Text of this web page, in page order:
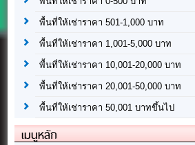
พื้นที่ให้เช่าราคา 501-1,000 บาท
พื้นที่ให้เช่าราคา 1,001-5,000 บาท
พื้นที่ให้เช่าราคา 10,001-20,000 บาท
พื้นที่ให้เช่าราคา 20,001-50,000 บาท
พื้นที่ให้เช่าราคา 50,001 บาทขึ้นไป
เมนูหลัก